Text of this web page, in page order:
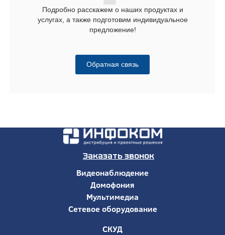
Подробно расскажем о наших продуктах и
услугах, а также подготовим индивидуальное
предложение!
Обратная связь
Заказать звонок
Видеонаблюдение
Домофония
Мультимедиа
Сетевое оборудование
СКУД